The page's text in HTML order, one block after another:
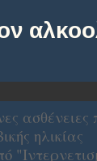
ασθένειες
ηλικίας